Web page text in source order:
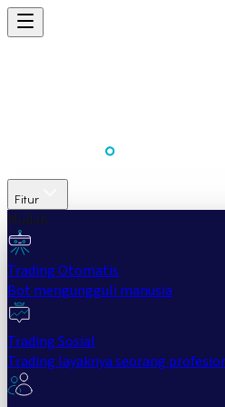
Fitur
Mudah
Trading Otomatis
Bot mengungguli manusia
Trading Sosial
Trading layaknya seorang